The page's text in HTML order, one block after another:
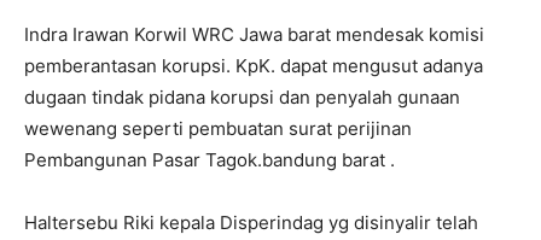
Indra Irawan Korwil WRC Jawa barat mendesak komisi
pemberantasan korupsi. KpK. dapat mengusut adanya
dugaan tindak pidana korupsi dan penyalah gunaan
wewenang seperti pembuatan surat perijinan
Pembangunan Pasar Tagok.bandung barat .
Haltersebu Riki kepala Disperindag yg disinyalir telah